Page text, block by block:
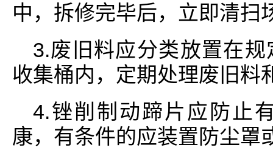
中，拆修完毕后，立即清扫
3.废旧料应分类放置在
收集桶内，定期处理废旧料
4.锉削制动蹄片应防止
康，有条件的应装置防尘罩